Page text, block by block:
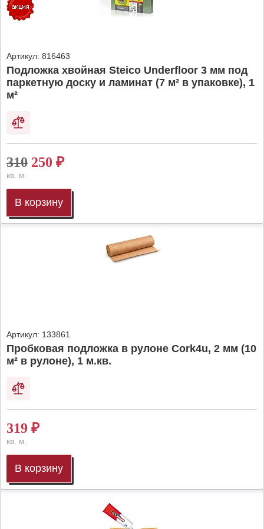
Артикул: 816463
Подложка хвойная Steico Underfloor 3 мм под
паркетную доску и ламинат (7 м² в упаковке), 1
м²
310 250 ₽
кв. м.
В корзину
Артикул: 133861
Пробковая подложка в рулоне Cork4u, 2 мм (10
м² в рулоне), 1 м.кв.
319 ₽
кв. м.
В корзину